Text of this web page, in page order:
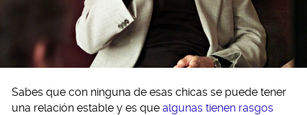
Sabes que con ninguna de esas chicas se puede tener
una relación estable y es que algunas tienen rasgos